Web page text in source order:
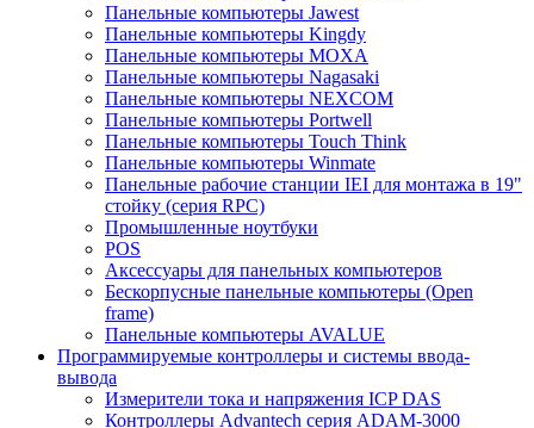
Панельные компьютеры Jawest
Панельные компьютеры Kingdy
Панельные компьютеры MOXA
Панельные компьютеры Nagasaki
Панельные компьютеры NEXCOM
Панельные компьютеры Portwell
Панельные компьютеры Touch Think
Панельные компьютеры Winmate
Панельные рабочие станции IEI для монтажа в 19"
стойку (серия RPC)
Промышленные ноутбуки
POS
Аксессуары для панельных компьютеров
Бескорпусные панельные компьютеры (Open
frame)
Панельные компьютеры AVALUE
Программируемые контроллеры и системы ввода-
вывода
Измерители тока и напряжения ICP DAS
Контроллеры Advantech серия ADAM-3000